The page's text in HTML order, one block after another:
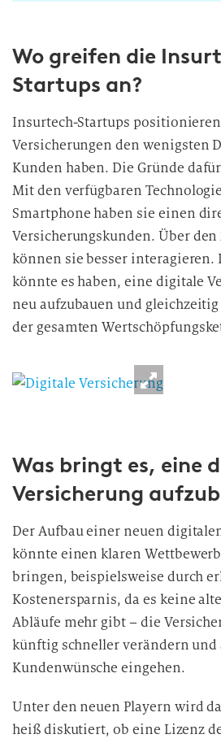
l
i
n
g
i
n
d
i
e
t
n
a
b
i
t
u
n
g
Wo greifen die
Startups an?
Insurtech-Startups
Versicherungen den wenigsten
Kunden haben. Die Gründe
Mit den verfügbaren
Smartphone haben sie einen
Versicherungskunden. Über
können sie besser interagieren.
könnte es haben, eine digitale
neu aufzubauen und gleichzeitig
der gesamten
Was bringt es, eine
Versicherung
Der Aufbau einer neuen
könnte einen klaren
bringen, beispielsweise durch
Kostenersparnis, da es keine
Abläufe mehr gibt – die
künftig schneller verändern und
Kundenwünsche eingehen.
Unter den neuen Playern wird
heiß diskutiert, ob eine Lizenz